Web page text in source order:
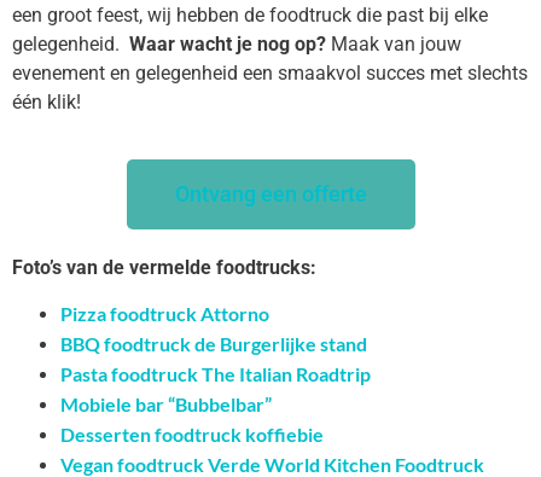
een groot feest, wij hebben de foodtruck die past bij elke
gelegenheid. Waar wacht je nog op? Maak van jouw
evenement en gelegenheid een smaakvol succes met slechts
één klik!
Ontvang een offerte
Foto’s van de vermelde foodtrucks:
Pizza foodtruck Attorno
BBQ foodtruck de Burgerlijke stand
Pasta foodtruck The Italian Roadtrip
Mobiele bar “Bubbelbar”
Desserten foodtruck koffiebie
Vegan foodtruck Verde World Kitchen Foodtruck